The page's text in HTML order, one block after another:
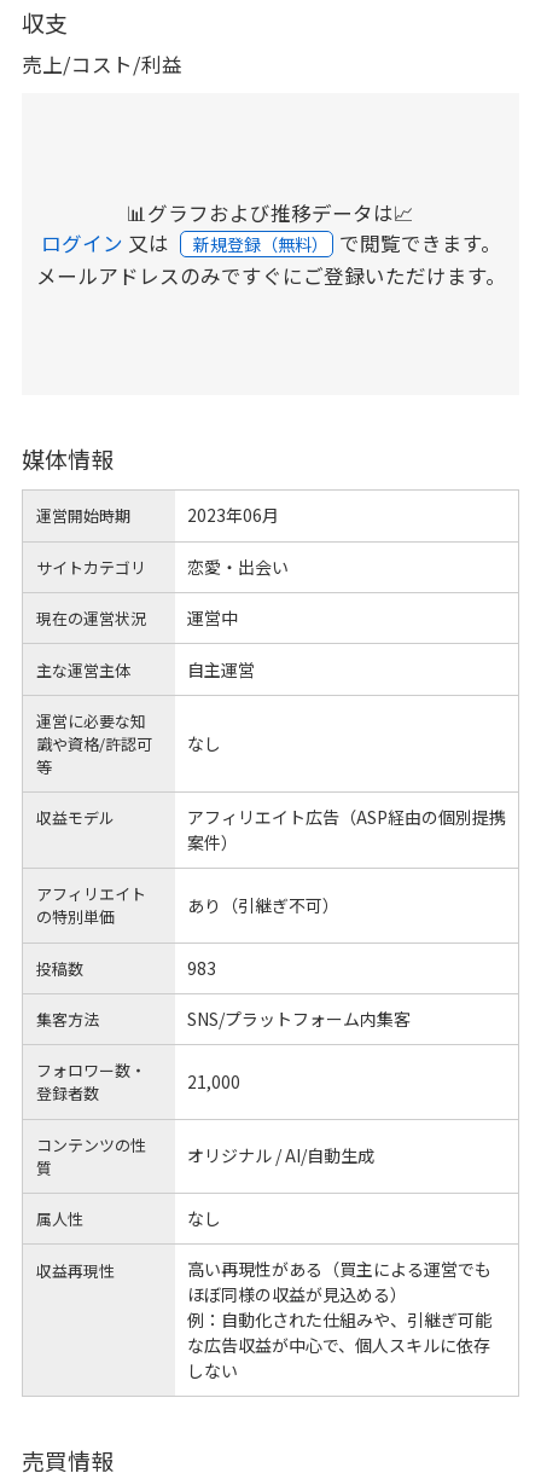
収支
売上/コスト/利益
📊グラフおよび推移データは📈
ログイン 又は 新規登録（無料） で閲覧できます。
メールアドレスのみですぐにご登録いただけます。
媒体情報
運営開始時期 2023年06月
サイトカテゴリ 恋愛・出会い
現在の運営状況 運営中
主な運営主体 自主運営
運営に必要な知
識や資格/許認可
等
なし
収益モデル
アフィリエイト広告（ASP経由の個別提携
案件）
アフィリエイト
の特別単価 あり（引継ぎ不可）
投稿数 983
集客方法 SNS/プラットフォーム内集客
フォロワー数・
登録者数
21,000
コンテンツの性
質
オリジナル / AI/自動生成
属人性 なし
収益再現性
高い再現性がある（買主による運営でも
ほぼ同様の収益が見込める）
例：自動化された仕組みや、引継ぎ可能
な広告収益が中心で、個人スキルに依存
しない
売買情報